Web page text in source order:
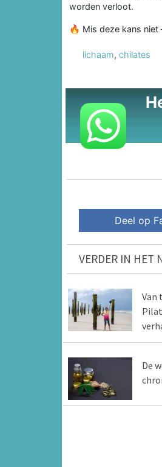
worden verloot.
🔥 Mis deze kans niet
lichaam, chilates
Deel op
VERDER IN HET
Van
De